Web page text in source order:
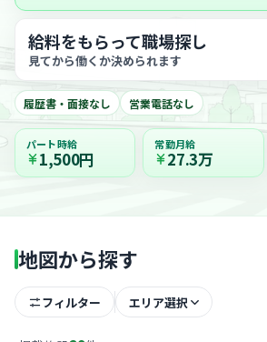
給料をもらって職場探し
見てから働くか決められます
履歴書・面接なし 営業電話なし
パート時給
1,500円
常勤月給
27.3万
地図から探す
フィルター エリア選択